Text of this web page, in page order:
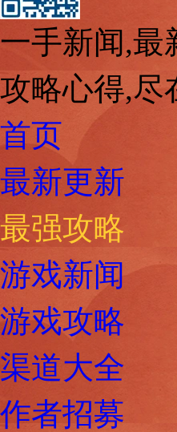
一手新闻,最
攻略心得,尽
首页
最新更新
最强攻略
游戏新闻
游戏攻略
渠道大全
作者招募